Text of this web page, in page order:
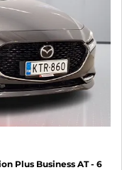
Plus Business AT - 6